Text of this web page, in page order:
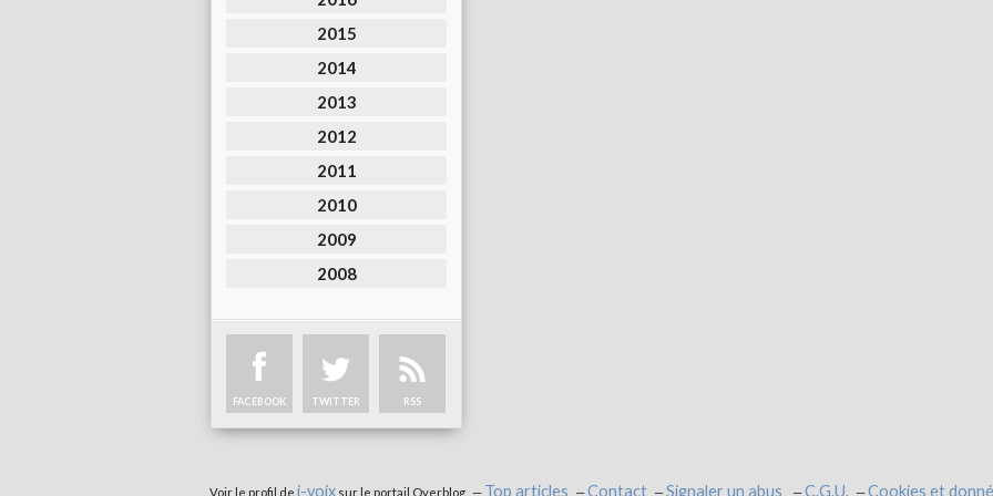
2015
2014
2013
2012
2011
2010
2009
2008
FACEBOOK TWITTER RSS
Voir le profil de i-voixsur le portail Overblog Top articles Contact Signaler un abus C.G.U. Cookies et